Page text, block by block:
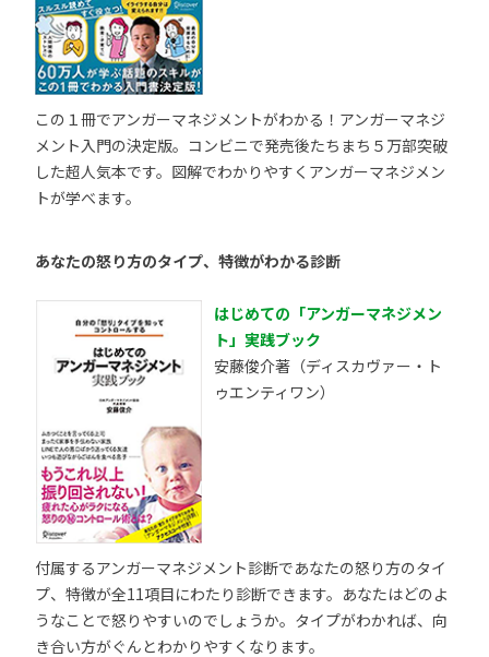
この１冊でアンガーマネジメントがわかる！アンガーマネジ
メント入門の決定版。コンビニで発売後たちまち５万部突破
した超人気本です。図解でわかりやすくアンガーマネジメン
トが学べます。
あなたの怒り方のタイプ、特徴がわかる診断
はじめての「アンガーマネジメン
ト」実践ブック
安藤俊介著（ディスカヴァー・ト
ゥエンティワン）
付属するアンガーマネジメント診断であなたの怒り方のタイ
プ、特徴が全11項目にわたり診断できます。あなたはどのよ
うなことで怒りやすいのでしょうか。タイプがわかれば、向
き合い方がぐんとわかりやすくなります。